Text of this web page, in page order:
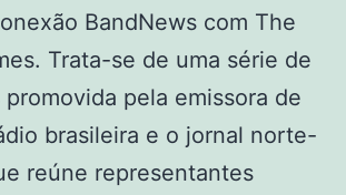
BandNews com The
Trata-se de uma série de
pela emissora de
brasileira e o jornal norte-
reúne representantes